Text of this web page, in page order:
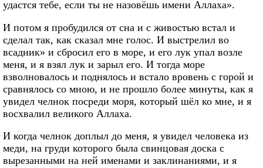
удастся тебе, если ты не назовёшь имени Аллаха».
И потом я пробудился от сна и с живостью встал и
сделал так, как сказал мне голос. И выстрелил во
всадник» и сбросил его в море, и его лук упал возле
меня, и я взял лук и зарыл его. И тогда море
взволновалось и поднялось и встало вровень с горой и
сравнялось со мною, и не прошло более минуты, как я
увидел челнок посреди моря, который шёл ко мне, и я
восхвалил великого Аллаха.
И когда челнок доплыл до меня, я увидел человека из
меди, на груди которого была свинцовая доска с
вырезанными на ней именами и заклинаниями, и я